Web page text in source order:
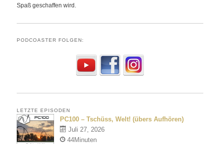
Spaß geschaffen wird.
PODCOASTER FOLGEN:
LETZTE EPISODEN
PC100 – Tschüss, Welt! (übers Aufhören)
Juli 27, 2026
44Minuten